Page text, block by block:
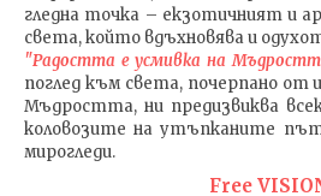
гледна точка – екзотичният и
света, който вдъхновява и
"Радостта е усмивка на
поглед към света, почерпано от
Мъдростта, ни предизвиква
коловозите на утъпканите
мирогледи.
Free